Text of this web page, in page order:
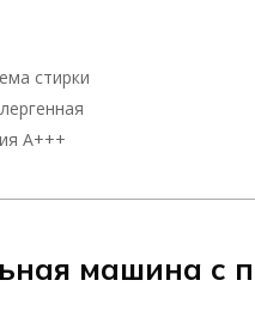
стирки
А+++
машина c